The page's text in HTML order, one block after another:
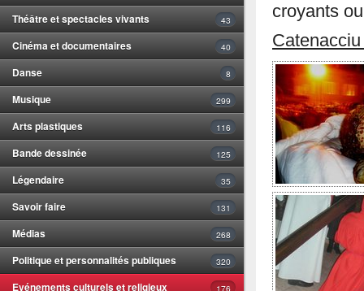
Théâtre et spectacles vivants 43
Cinéma et documentaires 40
Danse 8
Musique 299
Arts plastiques 116
Bande dessinée 125
Légendaire 35
Savoir faire 131
Médias 268
Politique et personnalités publiques 320
Evénements culturels et religieux 176
croyants